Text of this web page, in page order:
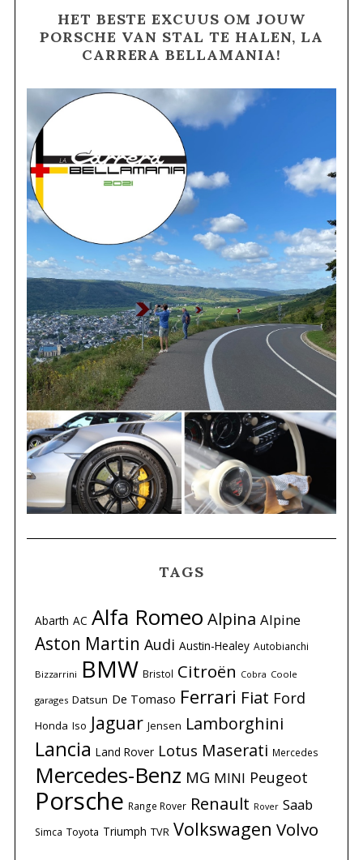
HET BESTE EXCUUS OM JOUW
PORSCHE VAN STAL TE HALEN, LA
CARRERA BELLAMANIA!
TAGS
Abarth AC Alfa Romeo Alpina Alpine
Aston Martin Audi Austin-Healey Autobianchi
Bizzarrini BMW Bristol Citroën Cobra Coole
garages Datsun De Tomaso Ferrari Fiat Ford
Honda Iso Jaguar Jensen Lamborghini
Lancia Land Rover Lotus Maserati Mercedes
Mercedes-Benz MG MINI Peugeot
Porsche Range Rover Renault Rover Saab
Simca Toyota Triumph TVR Volkswagen Volvo